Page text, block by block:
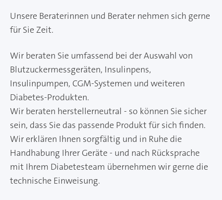
Unsere Beraterinnen und Berater nehmen sich gerne
für Sie Zeit.
Wir beraten Sie umfassend bei der Auswahl von
Blutzuckermessgeräten, Insulinpens,
Insulinpumpen, CGM-Systemen und weiteren
Diabetes-Produkten.
Wir beraten herstellerneutral - so können Sie sicher
sein, dass Sie das passende Produkt für sich finden.
Wir erklären Ihnen sorgfältig und in Ruhe die
Handhabung Ihrer Geräte - und nach Rücksprache
mit Ihrem Diabetesteam übernehmen wir gerne die
technische Einweisung.